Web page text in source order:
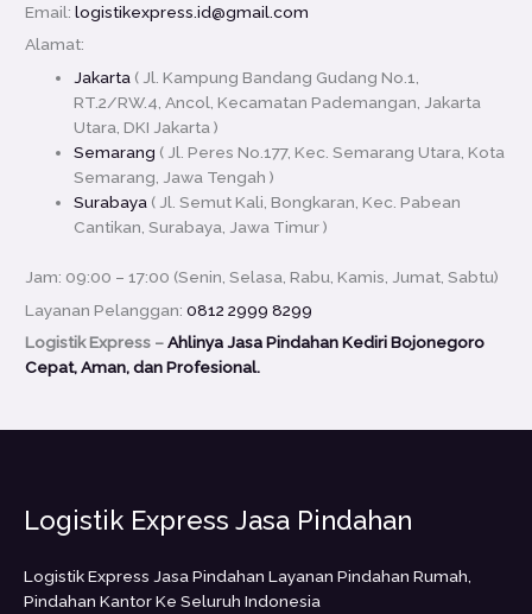
Email:logistikexpress.id@gmail.com
Alamat:
Jakarta ( Jl. Kampung Bandang Gudang No.1,
RT.2/RW.4, Ancol, Kecamatan Pademangan, Jakarta
Utara, DKI Jakarta )
Semarang ( Jl. Peres No.177, Kec. Semarang Utara, Kota
Semarang, Jawa Tengah )
Surabaya ( Jl. Semut Kali, Bongkaran, Kec. Pabean
Cantikan, Surabaya, Jawa Timur )
Jam: 09:00 – 17:00 (Senin, Selasa, Rabu, Kamis, Jumat, Sabtu)
Layanan Pelanggan:0812 2999 8299
Logistik Express –Ahlinya Jasa Pindahan Kediri Bojonegoro
Cepat, Aman, dan Profesional.
Logistik Express Jasa Pindahan
Logistik Express Jasa Pindahan Layanan Pindahan Rumah,
Pindahan Kantor Ke Seluruh Indonesia